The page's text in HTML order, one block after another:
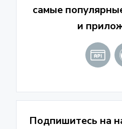
самые
и
Подпишитесь на